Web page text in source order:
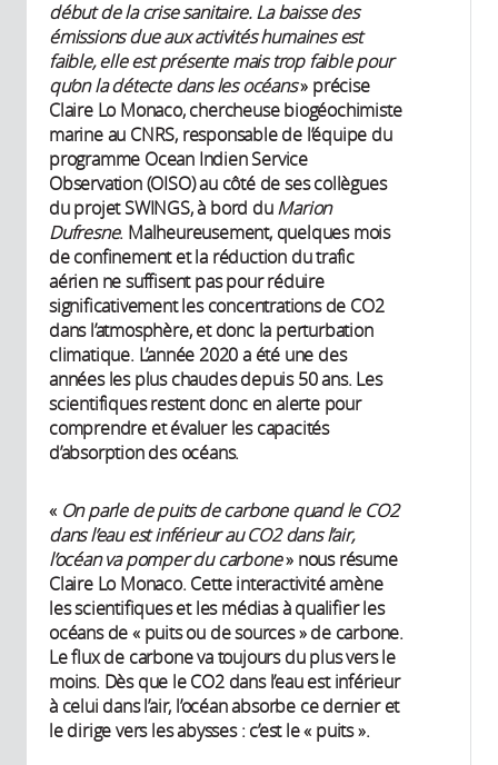
début de la crise sanitaire. La baisse des
émissions due aux activités humaines est
faible, elle est présente mais trop faible pour
qu’on la détecte dans les océans» précise
Claire Lo Monaco, chercheuse biogéochimiste
marine au CNRS, responsable de l’équipe du
programme Ocean Indien Service
Observation (OISO) au côté de ses collègues
du projet SWINGS, à bord duMarion
Dufresne. Malheureusement, quelques mois
de confinement et la réduction du trafic
aérien ne suffisent pas pour réduire
significativement les concentrations de CO2
dans l’atmosphère, et donc la perturbation
climatique. L’année 2020 a été une des
années les plus chaudes depuis 50 ans. Les
scientifiques restent donc en alerte pour
comprendre et évaluer les capacités
d’absorption des océans.
« On parle de puits de carbone quand le CO2
dans l’eau est inférieur au CO2 dans l’air,
l’océan va pomper du carbone» nous résume
Claire Lo Monaco. Cette interactivité amène
les scientifiques et les médias à qualifier les
océans de « puits ou de sources » de carbone.
Le flux de carbone va toujours du plus vers le
moins. Dès que le CO2 dans l’eau est inférieur
à celui dans l’air, l’océan absorbe ce dernier et
le dirige vers les abysses : c’est le « puits ».